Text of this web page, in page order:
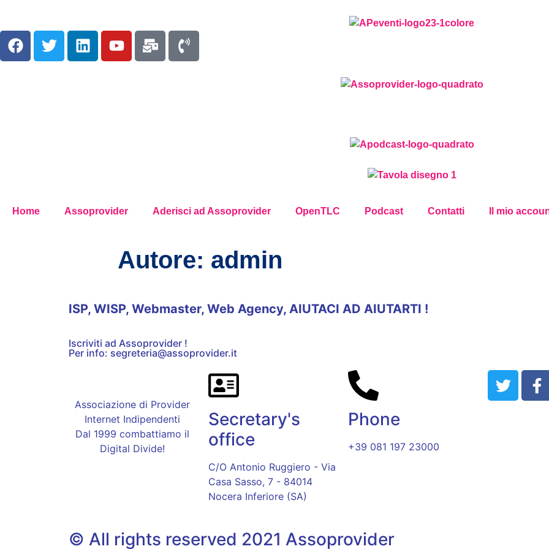
Home Assoprovider Aderisci ad Assoprovider OpenTLC Podcast Contatti Il mio
Autore: admin
ISP, WISP, Webmaster, Web Agency, AIUTACI AD AIUTARTI !
Iscriviti ad Assoprovider !
Per info: segreteria@assoprovider.it
Associazione di Provider
Internet Indipendenti
Dal 1999 combattiamo il
Digital Divide!
Secretary's
office
C/O Antonio Ruggiero - Via
Casa Sasso, 7 - 84014
Nocera Inferiore (SA)
Phone
+39 081 197 23000
© All rights reserved 2021 Assoprovider